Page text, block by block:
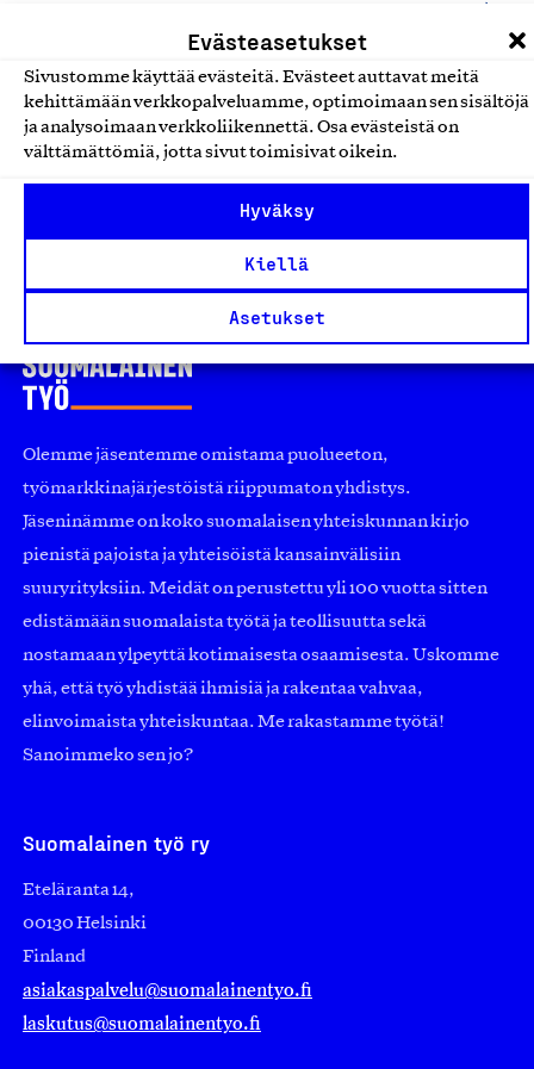
Evästeasetukset
Sivustomme käyttää evästeitä. Evästeet auttavat meitä
kehittämään verkkopalveluamme, optimoimaan sen sisältöjä
ja analysoimaan verkkoliikennettä. Osa evästeistä on
välttämättömiä, jotta sivut toimisivat oikein.
Hyväksy
Kiellä
Asetukset
Phago'derm Sensitive,
käsienpesuaine
Oy Christeyns Nordic Ab, Tuote
Olemme jäsentemme omistama puolueeton,
työmarkkinajärjestöistä riippumaton yhdistys.
Jäseninämme on koko suomalaisen yhteiskunnan kirjo
pienistä pajoista ja yhteisöistä kansainvälisiin
suuryrityksiin. Meidät on perustettu yli 100 vuotta sitten
edistämään suomalaista työtä ja teollisuutta sekä
nostamaan ylpeyttä kotimaisesta osaamisesta. Uskomme
yhä, että työ yhdistää ihmisiä ja rakentaa vahvaa,
elinvoimaista yhteiskuntaa. Me rakastamme työtä!
Sanoimmeko sen jo?
Suomalainen työ ry
Eteläranta 14,
00130 Helsinki
Finland
asiakaspalvelu@suomalainentyo.fi
laskutus@suomalainentyo.fi